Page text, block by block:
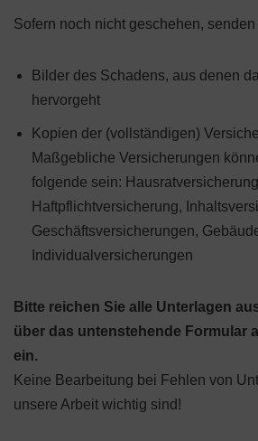
Sofern noch nicht geschehen,
Bilder des Schadens, aus denen
hervorgeht
Kopien der (vollständigen)
Maßgebliche Versicherungen
folgende sein:
Haftpflichtversicherung,
Geschäftsversicherungen,
Individualversicherungen
Bitte reichen Sie alle Unterlagen
über das untenstehende Formular
ein.
Keine Bearbeitung bei Fehlen von
unsere Arbeit wichtig sind!